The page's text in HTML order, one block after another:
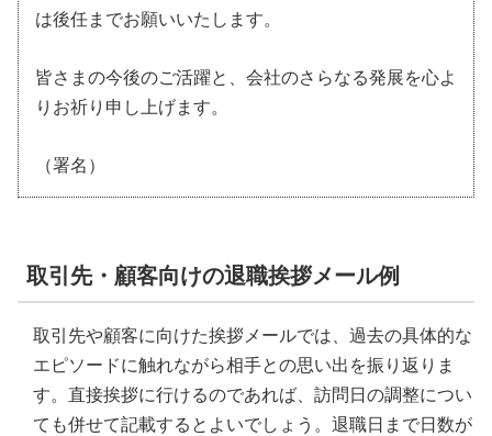
は後任までお願いいたします。
皆さまの今後のご活躍と、会社のさらなる発展を心よ
りお祈り申し上げます。
（署名）
取引先・顧客向けの退職挨拶メール例
取引先や顧客に向けた挨拶メールでは、過去の具体的な
エピソードに触れながら相手との思い出を振り返りま
す。直接挨拶に行けるのであれば、訪問日の調整につい
ても併せて記載するとよいでしょう。退職日まで日数が